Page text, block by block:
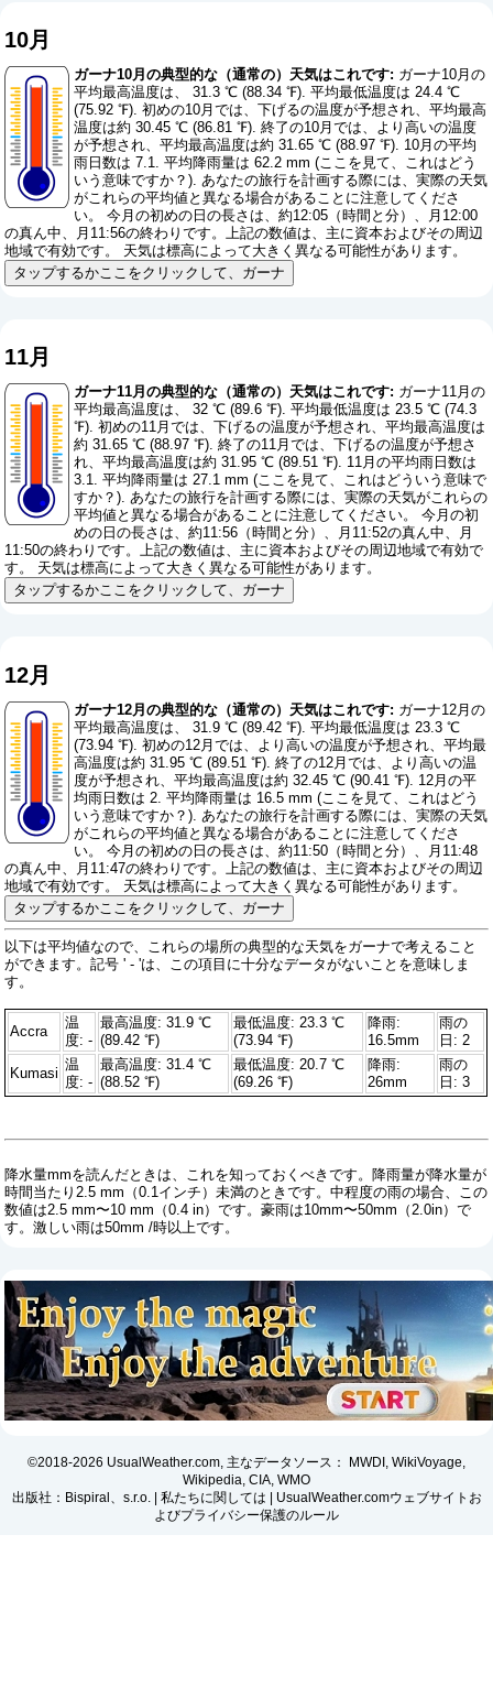
10月
ガーナ10月の典型的な（通常の）天気はこれです: ガーナ10月の
平均最高温度は、 31.3 ℃ (88.34 ℉). 平均最低温度は 24.4 ℃
(75.92 ℉). 初めの10月では、下げるの温度が予想され、平均最高
温度は約 30.45 ℃ (86.81 ℉). 終了の10月では、より高いの温度
が予想され、平均最高温度は約 31.65 ℃ (88.97 ℉). 10月の平均
雨日数は 7.1. 平均降雨量は 62.2 mm (ここを見て、これはどう
いう意味ですか？). あなたの旅行を計画する際には、実際の天気
がこれらの平均値と異なる場合があることに注意してくださ
い。 今月の初めの日の長さは、約12:05（時間と分）、月12:00
の真ん中、月11:56の終わりです。上記の数値は、主に資本およびその周辺
地域で有効です。 天気は標高によって大きく異なる可能性があります。
タップするかここをクリックして、ガーナ
11月
ガーナ11月の典型的な（通常の）天気はこれです: ガーナ11月の
平均最高温度は、 32 ℃ (89.6 ℉). 平均最低温度は 23.5 ℃ (74.3
℉). 初めの11月では、下げるの温度が予想され、平均最高温度は
約 31.65 ℃ (88.97 ℉). 終了の11月では、下げるの温度が予想さ
れ、平均最高温度は約 31.95 ℃ (89.51 ℉). 11月の平均雨日数は
3.1. 平均降雨量は 27.1 mm (ここを見て、これはどういう意味で
すか？). あなたの旅行を計画する際には、実際の天気がこれらの
平均値と異なる場合があることに注意してください。 今月の初
めの日の長さは、約11:56（時間と分）、月11:52の真ん中、月
11:50の終わりです。上記の数値は、主に資本およびその周辺地域で有効で
す。 天気は標高によって大きく異なる可能性があります。
タップするかここをクリックして、ガーナ
12月
ガーナ12月の典型的な（通常の）天気はこれです: ガーナ12月の
平均最高温度は、 31.9 ℃ (89.42 ℉). 平均最低温度は 23.3 ℃
(73.94 ℉). 初めの12月では、より高いの温度が予想され、平均最
高温度は約 31.95 ℃ (89.51 ℉). 終了の12月では、より高いの温
度が予想され、平均最高温度は約 32.45 ℃ (90.41 ℉). 12月の平
均雨日数は 2. 平均降雨量は 16.5 mm ( ここを見て、これはどう
いう意味ですか？). あなたの旅行を計画する際には、実際の天気
がこれらの平均値と異なる場合があることに注意してくださ
い。 今月の初めの日の長さは、約11:50（時間と分）、月11:48
の真ん中、月11:47の終わりです。上記の数値は、主に資本およびその周辺
地域で有効です。 天気は標高によって大きく異なる可能性があります。
タップするかここをクリックして、ガーナ
以下は平均値なので、これらの場所の典型的な天気をガーナで考えること
ができます。記号 ' - 'は、この項目に十分なデータがないことを意味しま
す。
Accra
温
度: -
最高温度: 31.9 ℃
(89.42 ℉)
最低温度: 23.3 ℃
(73.94 ℉)
降雨:
16.5mm
雨の
日: 2
Kumasi
温
度: -
最高温度: 31.4 ℃
(88.52 ℉)
最低温度: 20.7 ℃
(69.26 ℉)
降雨:
26mm
雨の
日: 3
降水量mmを読んだときは、これを知っておくべきです。降雨量が降水量が
時間当たり2.5 mm（0.1インチ）未満のときです。中程度の雨の場合、この
数値は2.5 mm〜10 mm（0.4 in）です。豪雨は10mm〜50mm（2.0in）で
す。激しい雨は50mm /時以上です。
©2018-2026 UsualWeather.com, 主なデータソース： MWDI, WikiVoyage,
Wikipedia, CIA, WMO
出版社：Bispiral、s.r.o. | 私たちに関しては | UsualWeather.comウェブサイトお
よびプライバシー保護のルール